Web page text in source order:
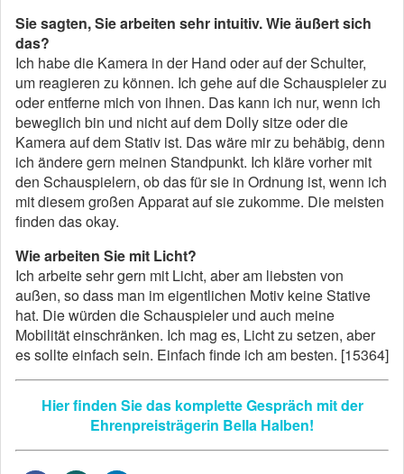
Sie sagten, Sie arbeiten sehr intuitiv. Wie äußert sich
das?
Ich habe die Kamera in der Hand oder auf der Schulter,
um reagieren zu können. Ich gehe auf die Schauspieler zu
oder entferne mich von ihnen. Das kann ich nur, wenn ich
beweglich bin und nicht auf dem Dolly sitze oder die
Kamera auf dem Stativ ist. Das wäre mir zu behäbig, denn
ich ändere gern meinen Standpunkt. Ich kläre vorher mit
den Schauspielern, ob das für sie in Ordnung ist, wenn ich
mit diesem großen Apparat auf sie zukomme. Die meisten
finden das okay.
Wie arbeiten Sie mit Licht?
Ich arbeite sehr gern mit Licht, aber am liebsten von
außen, so dass man im eigentlichen Motiv keine Stative
hat. Die würden die Schauspieler und auch meine
Mobilität einschränken. Ich mag es, Licht zu setzen, aber
es sollte einfach sein. Einfach finde ich am besten. [15364]
Hier finden Sie das komplette Gespräch mit der
Ehrenpreisträgerin Bella Halben!